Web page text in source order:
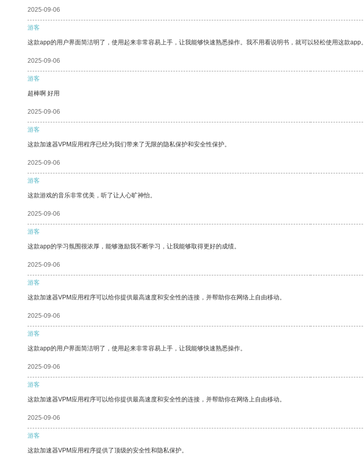
2025-09-06
游客
这款app的用户界面简洁明了，使用起来非常容易上手，让我能够快速熟悉操作。我不用看说明书，就可以轻松使用这款app。
2025-09-06
游客
超棒啊 好用
2025-09-06
游客
这款加速器VPM应用程序已经为我们带来了无限的隐私保护和安全性保护。
2025-09-06
游客
这款游戏的音乐非常优美，听了让人心旷神怡。
2025-09-06
游客
这款app的学习氛围很浓厚，能够激励我不断学习，让我能够取得更好的成绩。
2025-09-06
游客
这款加速器VPM应用程序可以给你提供最高速度和安全性的连接，并帮助你在网络上自由移动。
2025-09-06
游客
这款app的用户界面简洁明了，使用起来非常容易上手，让我能够快速熟悉操作。
2025-09-06
游客
这款加速器VPM应用程序可以给你提供最高速度和安全性的连接，并帮助你在网络上自由移动。
2025-09-06
游客
这款加速器VPM应用程序提供了顶级的安全性和隐私保护。